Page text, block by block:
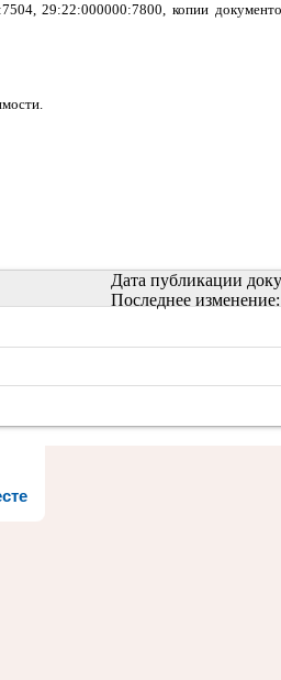
29:22:000000:7800, копии
Дата публикации
Последнее